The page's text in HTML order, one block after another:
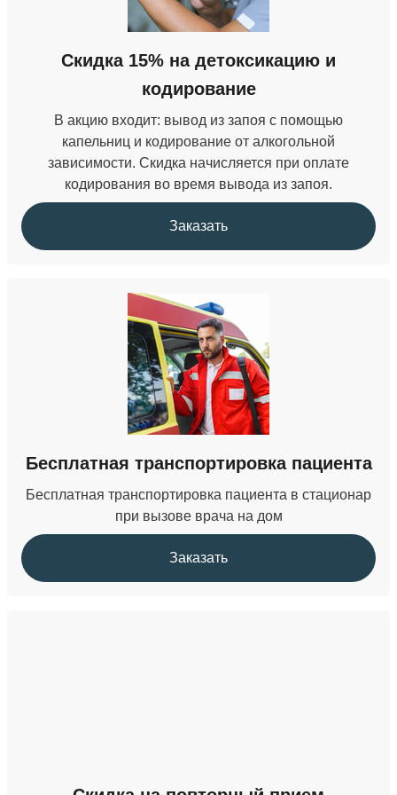
Лечение от солевой зависимости
от 3 500 ₽
Скидка 15% на детоксикацию и
кодирование
В акцию входит: вывод из запоя с помощью
капельниц и кодирование от алкогольной
зависимости. Скидка начисляется при оплате
кодирования во время вывода из запоя.
Заказать
Бесплатная транспортировка пациента
Бесплатная транспортировка пациента в стационар
при вызове врача на дом
Заказать